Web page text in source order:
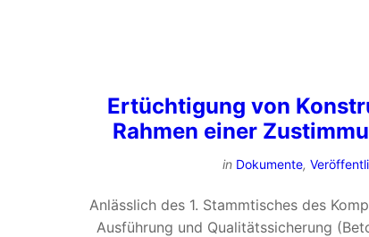
Ertüchtigung von
Rahmen einer
in Dokumente,
Anlässlich des 1. Stammtisches des
Ausführung und Qualitätssicherung